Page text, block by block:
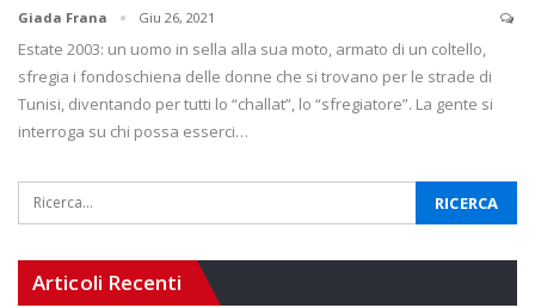
Giada Frana Giu 26, 2021
Estate 2003: un uomo in sella alla sua moto, armato di un coltello,
sfregia i fondoschiena delle donne che si trovano per le strade di
Tunisi, diventando per tutti lo “challat”, lo “sfregiatore”. La gente si
interroga su chi possa esserci…
Articoli Recenti